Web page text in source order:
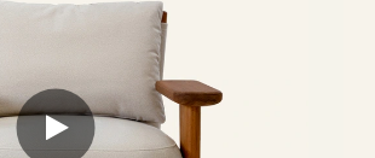
in den modernen Raum